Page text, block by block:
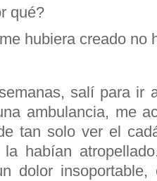
qué?
hubiera creado no
salí para ir
ambulancia, me
tan solo ver el
habían
dolor